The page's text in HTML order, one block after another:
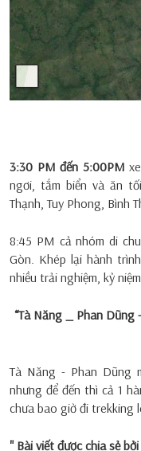
3:30 PM đến 5:00PM
ngơi, tắm biển và ăn
Thạnh, Tuy Phong, Bình
8:45 PM cả nhóm di
Gòn. Khép lại hành
nhiều trải nghiệm, kỷ niệm
“Tà Năng _ Phan Dũng
Tà Năng - Phan Dũng
nhưng để đến thì cả 1
chưa bao giờ đi trekking
" Bài viết được chia sẻ